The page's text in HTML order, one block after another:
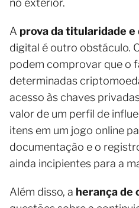
no exterior.
A prova da titularidade e
digital é outro obstáculo.
podem comprovar que o
determinadas
acesso às chaves
valor de um perfil de
itens em um jogo online
documentação e o
ainda incipientes para a
Além disso, a herança de